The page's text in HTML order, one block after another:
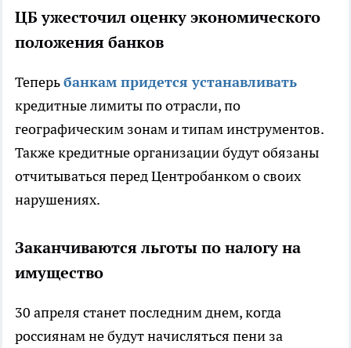
ЦБ ужесточил оценку экономического
положения банков
Теперьбанкам придется устанавливать
кредитные лимиты по отрасли, по
географическим зонам и типам инструментов.
Также кредитные организации будут обязаны
отчитываться перед Центробанком о своих
нарушениях.
Заканчиваются льготы по налогу на
имущество
30 апреля станет последним днем, когда
россиянам не будут начисляться пени за